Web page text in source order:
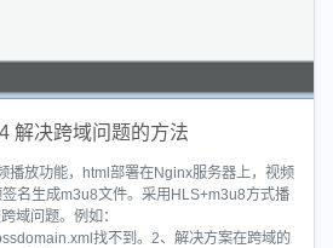
解决跨域问题的方法
播放功能，html部署在Nginx服务器上，视频
名生成m3u8文件。采用HLS+m3u8方式播
域问题。例如：
找不到。2、解决方案在跨域的